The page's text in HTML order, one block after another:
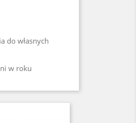
do własnych
w roku